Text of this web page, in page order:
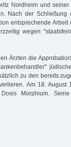
Nordheim und
Nach der Schließung
entsprechende Arbeit
wegen
Ärzten die
zu den bereits
Am 18. August
Morphium.